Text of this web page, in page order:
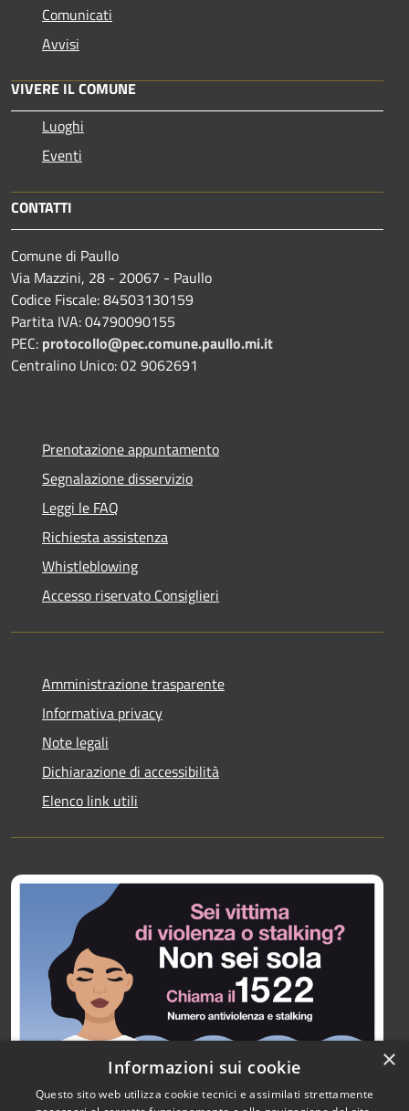
Comunicati
Avvisi
VIVERE IL COMUNE
Luoghi
Eventi
CONTATTI
Comune di Paullo
Via Mazzini, 28 - 20067 - Paullo
Codice Fiscale: 84503130159
Partita IVA: 04790090155
PEC: protocollo@pec.comune.paullo.mi.it
Centralino Unico: 02 9062691
Prenotazione appuntamento
Segnalazione disservizio
Leggi le FAQ
Richiesta assistenza
Whistleblowing
Accesso riservato Consiglieri
Amministrazione trasparente
Informativa privacy
Note legali
Dichiarazione di accessibilità
Elenco link utili
×
Informazioni sui cookie
Questo sito web utilizza cookie tecnici e assimilati strettamente